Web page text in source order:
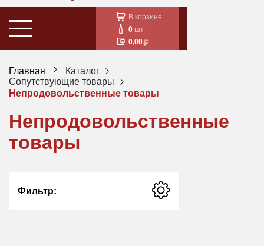
В корзине:
0 шт.
0,00
Главная
Каталог
Сопутствующие товары
Непродовольственные товары
Непродовольственные
товары
Фильтр: